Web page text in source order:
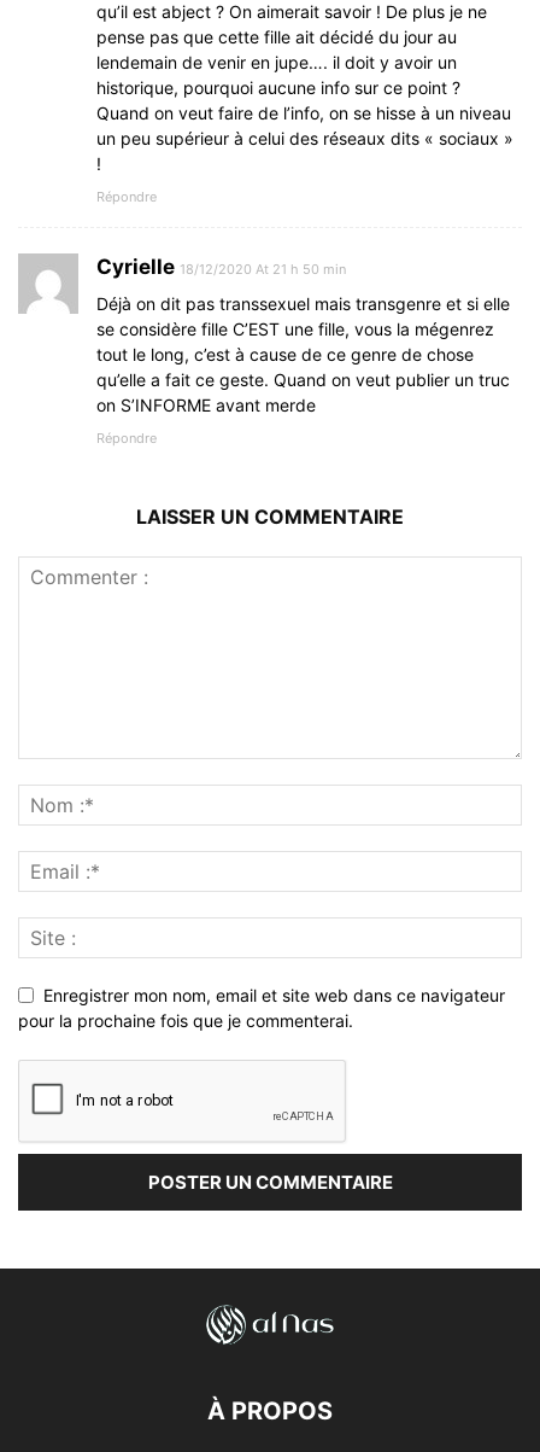
qu’il est abject ? On aimerait savoir ! De plus je ne
pense pas que cette fille ait décidé du jour au
lendemain de venir en jupe…. il doit y avoir un
historique, pourquoi aucune info sur ce point ?
Quand on veut faire de l’info, on se hisse à un niveau
un peu supérieur à celui des réseaux dits « sociaux »
!
Répondre
Cyrielle 18/12/2020 At 21 h 50 min
Déjà on dit pas transsexuel mais transgenre et si elle
se considère fille C’EST une fille, vous la mégenrez
tout le long, c’est à cause de ce genre de chose
qu’elle a fait ce geste. Quand on veut publier un truc
on S’INFORME avant merde
Répondre
LAISSER UN COMMENTAIRE
Enregistrer mon nom, email et site web dans ce navigateur
pour la prochaine fois que je commenterai.
À PROPOS